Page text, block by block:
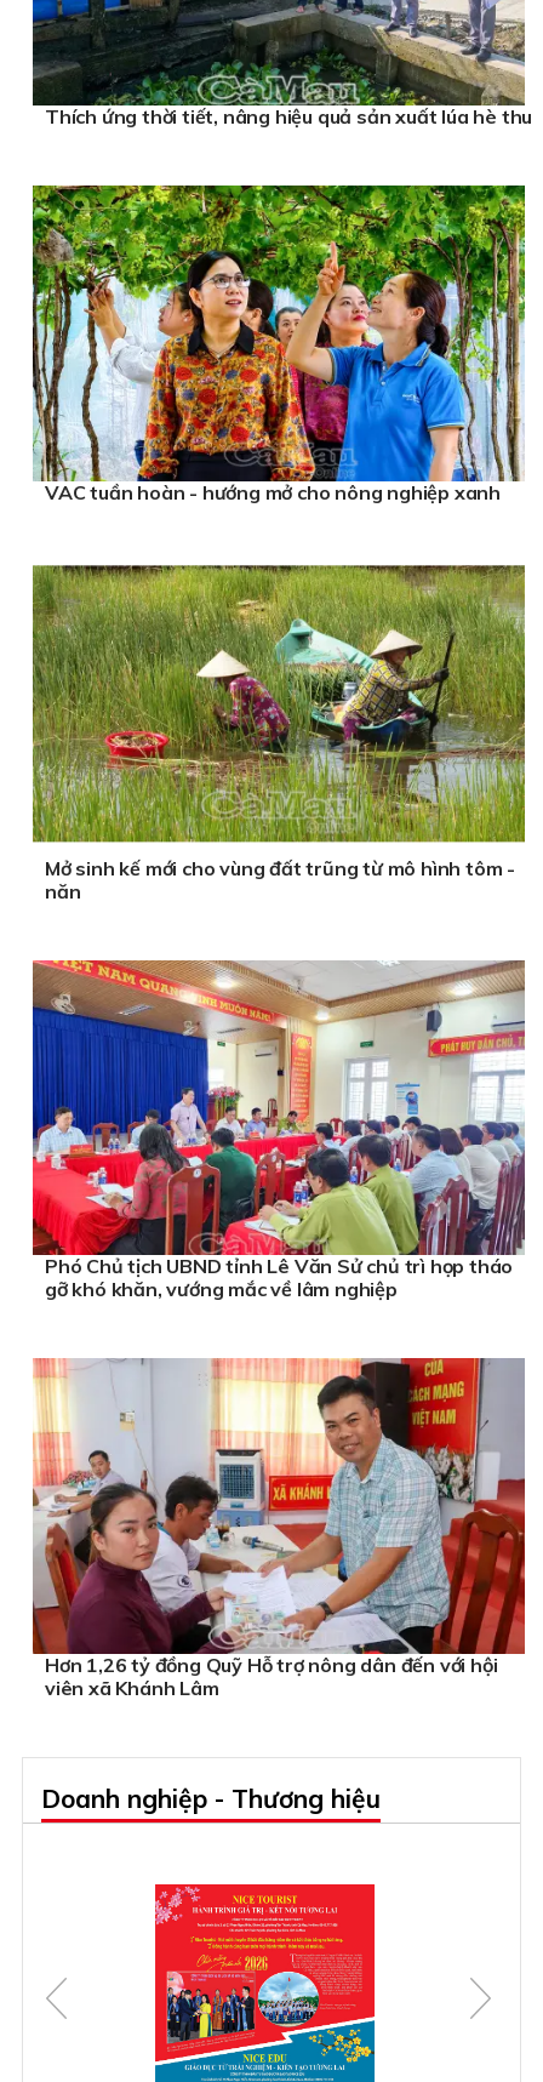
Thích ứng thời tiết, nâng hiệu quả sản xuất lúa hè thu
VAC tuần hoàn - hướng mở cho nông nghiệp xanh
Mở sinh kế mới cho vùng đất trũng từ mô hình tôm -
năn
Phó Chủ tịch UBND tỉnh Lê Văn Sử chủ trì họp tháo
gỡ khó khăn, vướng mắc về lâm nghiệp
Hơn 1,26 tỷ đồng Quỹ Hỗ trợ nông dân đến với hội
viên xã Khánh Lâm
Doanh nghiệp - Thương hiệu